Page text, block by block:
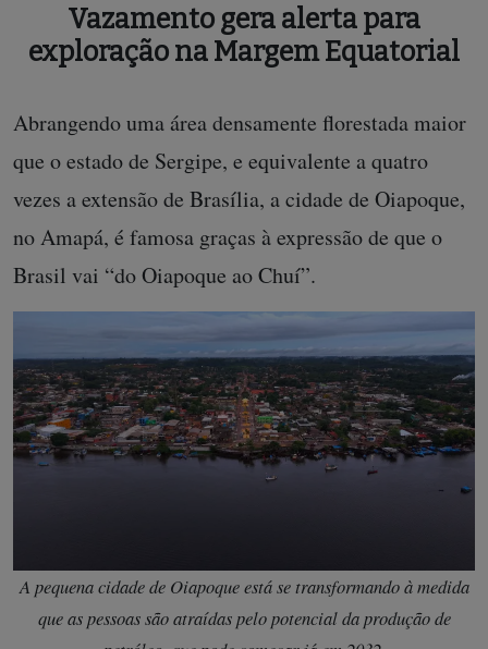
Vazamento gera alerta para
exploração na Margem Equatorial
Abrangendo uma área densamente florestada maior
que o estado de Sergipe, e equivalente a quatro
vezes a extensão de Brasília, a cidade de Oiapoque,
no Amapá, é famosa graças à expressão de que o
Brasil vai “do Oiapoque ao Chuí”.
A pequena cidade de Oiapoque está se transformando à medida
que as pessoas são atraídas pelo potencial da produção de